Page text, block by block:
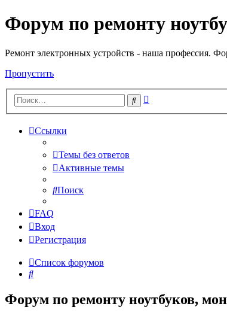
Регистрация
Форум по ремонту
Ремонт электронных устройств - наша профессия.
Пропустить
Поиск
Ссылки
Темы без ответов
Активные темы
Поиск
FAQ
Вход
Регистрация
Список форумов
Поиск
Форум по ремонту ноутбуков,